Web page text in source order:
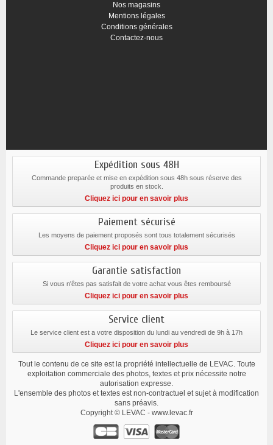
Nos magasins
Mentions légales
Conditions générales
Contactez-nous
Expédition sous 48H
Commande preparée et mise en expédition sous 48h sous réserve des
produits en stock.
Cliquez ici pour en savoir plus
Paiement sécurisé
Les moyens de paiement proposés sont tous totalement sécurisés
Cliquez ici pour en savoir plus
Garantie satisfaction
Si vous n'êtes pas satisfait de votre achat vous êtes remboursé
Cliquez ici pour en savoir plus
Service client
Le service client est a votre disposition du lundi au vendredi de 9h à 17h
Cliquez ici pour en savoir plus
Tout le contenu de ce site est la propriété intellectuelle de LEVAC. Toute
exploitation commerciale des photos, textes et prix nécessite notre
autorisation expresse.
L'ensemble des photos et textes est non-contractuel et sujet à modification
sans préavis.
Copyright © LEVAC - www.levac.fr